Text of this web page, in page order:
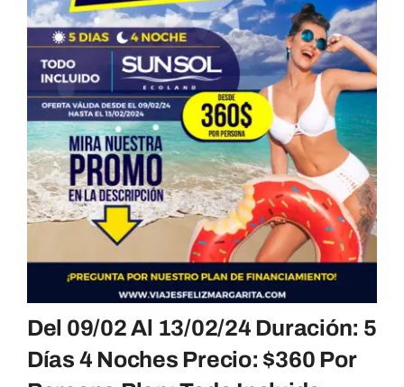
Del 09/02 Al 13/02/24 Duración: 5
Días 4 Noches Precio: $360 Por